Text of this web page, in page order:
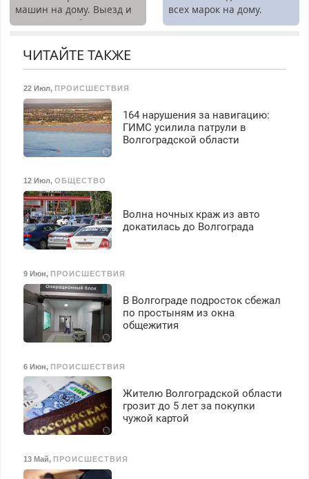
бесплатное обучение,
получение документов,
безопасности с з/п до
машин на дому. Выезд и
диагностика бесплатно.
всех марок на дому.
ЧИТАЙТЕ ТАКЖЕ
22 Июл, ПРОИСШЕСТВИЯ
164 нарушения за навигацию:
ГИМС усилила патрули в
Волгоградской области
12 Июл, ОБЩЕСТВО
Волна ночных краж из авто
докатилась до Волгограда
9 Июн, ПРОИСШЕСТВИЯ
В Волгограде подросток сбежал
по простыням из окна
общежития
6 Июн, ПРОИСШЕСТВИЯ
Жителю Волгоградской области
грозит до 5 лет за покупки
чужой картой
13 Май, ПРОИСШЕСТВИЯ